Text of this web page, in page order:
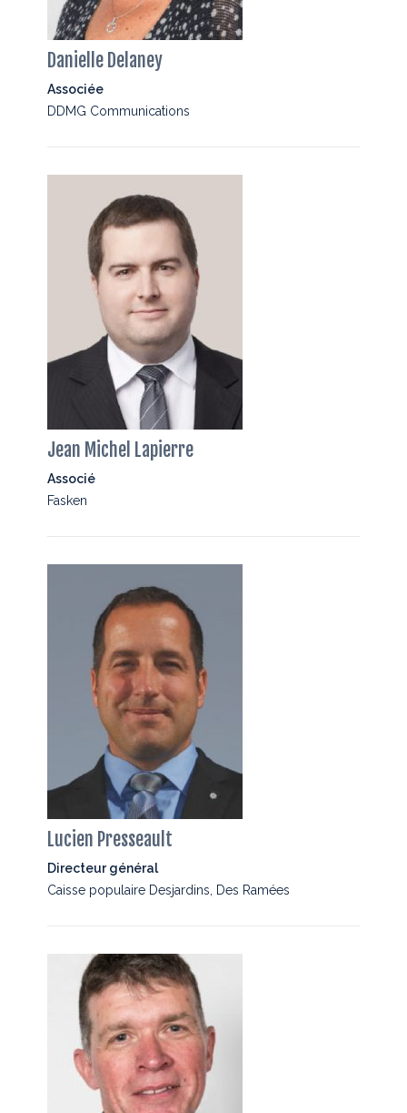
Danielle Delaney
Associée
DDMG Communications
Jean Michel Lapierre
Associé
Fasken
Lucien Presseault
Directeur général
Caisse populaire Desjardins, Des Ramées